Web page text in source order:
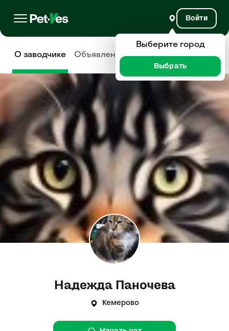
Войти
О заводчике Объявления Отзывы
Надежда Паночева
Кемерово
Выберите город
Выбрать